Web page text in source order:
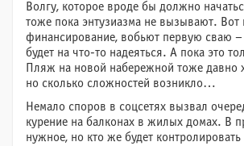
Волгу, которое вроде бы должно
тоже пока энтузиазма не вызывают. Вот
финансирование, вобьют первую сваю –
будет на что-то надеяться. А пока это
Пляж на новой набережной тоже давно
но сколько сложностей возникло…
Немало споров в соцсетях вызвал
курение на балконах в жилых домах. В
нужное, но кто же будет